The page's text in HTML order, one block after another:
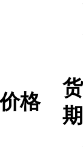
价格
货
期